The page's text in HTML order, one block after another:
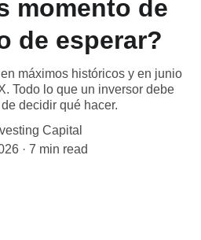
momento de
de esperar?
máximos históricos y en junio
Todo lo que un inversor debe
decidir qué hacer.
Capital
7 min read